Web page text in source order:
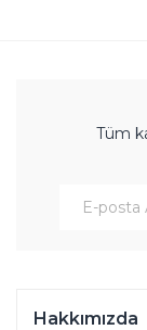
Tüm
Hakkımızda